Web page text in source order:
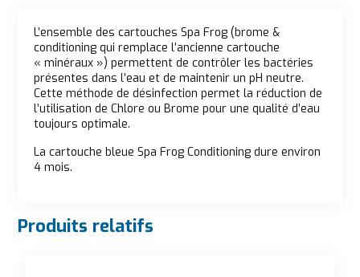
Description
L’ensemble des cartouches Spa Frog (brome &
conditioning qui remplace l’ancienne cartouche
« minéraux ») permettent de contrôler les bactéries
présentes dans l’eau et de maintenir un pH neutre.
Cette méthode de désinfection permet la réduction de
l’utilisation de Chlore ou Brome pour une qualité d’eau
toujours optimale.
La cartouche bleue Spa Frog Conditioning dure environ
4 mois.
Produits relatifs